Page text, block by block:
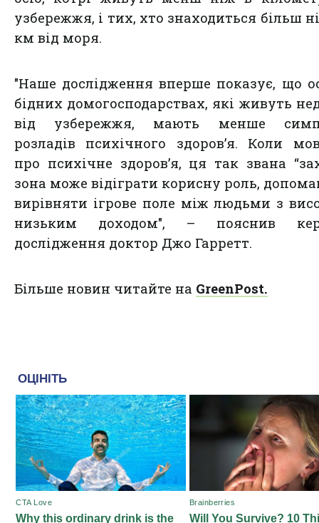
узбережжя, і тих, хто знаходиться більш
км від моря.
"Наше дослідження вперше показує, що
бідних домогосподарствах, які живуть
від узбережжя, мають менше
розладів психічного здоров’я. Коли
про психічне здоров’я, ця так звана
зона може відіграти корисну роль,
вирівняти ігрове поле між людьми з
низьким доходом", – пояснив
дослідження доктор Джо Гарретт.
Більше новин читайте на GreenPost.